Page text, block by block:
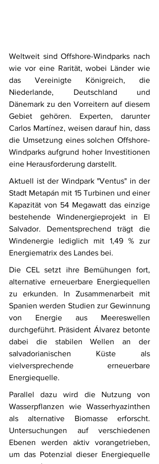
Weltweit sind Offshore-Windparks nach
wie vor eine Rarität, wobei Länder wie
das Vereinigte Königreich, die
Niederlande, Deutschland und
Dänemark zu den Vorreitern auf diesem
Gebiet gehören. Experten, darunter
Carlos Martínez, weisen darauf hin, dass
die Umsetzung eines solchen Offshore-
Windparks aufgrund hoher Investitionen
eine Herausforderung darstellt.
Aktuell ist der Windpark "Ventus" in der
Stadt Metapán mit 15 Turbinen und einer
Kapazität von 54 Megawatt das einzige
bestehende Windenergieprojekt in El
Salvador. Dementsprechend trägt die
Windenergie lediglich mit 1,49 % zur
Energiematrix des Landes bei.
Die CEL setzt ihre Bemühungen fort,
alternative erneuerbare Energiequellen
zu erkunden. In Zusammenarbeit mit
Spanien werden Studien zur Gewinnung
von Energie aus Meereswellen
durchgeführt. Präsident Álvarez betonte
dabei die stabilen Wellen an der
salvadorianischen Küste als
vielversprechende erneuerbare
Energiequelle.
Parallel dazu wird die Nutzung von
Wasserpflanzen wie Wasserhyazinthen
als alternative Biomasse erforscht.
Untersuchungen auf verschiedenen
Ebenen werden aktiv vorangetrieben,
um das Potenzial dieser Energiequelle